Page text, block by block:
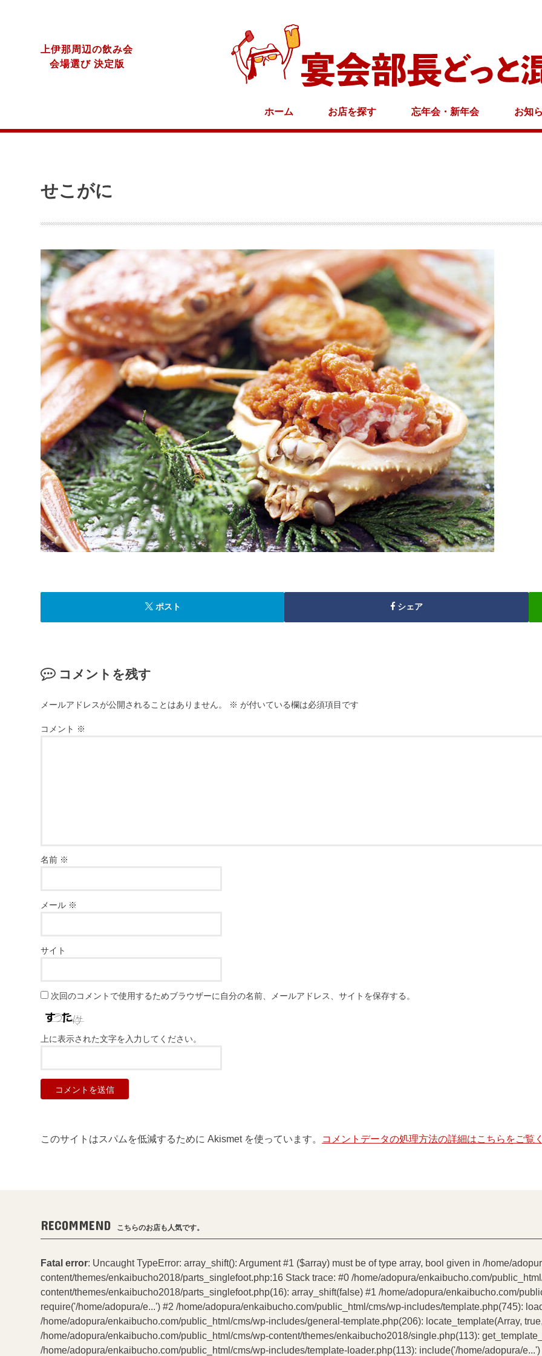
上伊那周辺の飲み会
会場選び 決定版
ホーム お店を探す 忘年会・新年会 お知
せこがに
ポスト シェア
コメントを残す
メールアドレスが公開されることはありません。 ※ が付いている欄は必須項目です
コメント ※
名前 ※
メール ※
サイト
次回のコメントで使用するためブラウザーに自分の名前、メールアドレス、サイトを保存する。
上に表示された文字を入力してください。
このサイトはスパムを低減するために Akismet を使っています。 コメントデータの処理方法の詳細はこちらをご覧
RECOMMEND こちらのお店も人気です。
Fatal error: Uncaught TypeError: array_shift(): Argument #1 ($array) must be of type array, bool given in /home/
content/themes/enkaibucho2018/parts_singlefoot.php:16 Stack trace: #0 /home/adopura/enkaibucho.com/
content/themes/enkaibucho2018/parts_singlefoot.php(16): array_shift(false) #1 /home/adopura/enkaibucho.com/
require('/home/adopura/e...') #2 /home/adopura/enkaibucho.com/public_html/cms/wp-includes/template.php(745):
/home/adopura/enkaibucho.com/public_html/cms/wp-includes/general-template.php(206): locate_template(Array,
/home/adopura/enkaibucho.com/public_html/cms/wp-content/themes/enkaibucho2018/single.php(113):
/home/adopura/enkaibucho.com/public_html/cms/wp-includes/template-loader.php(113): include('/home/adopura/